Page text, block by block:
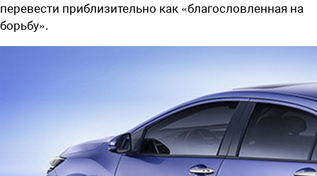
перевести приблизительно как «благословленная на
борьбу».